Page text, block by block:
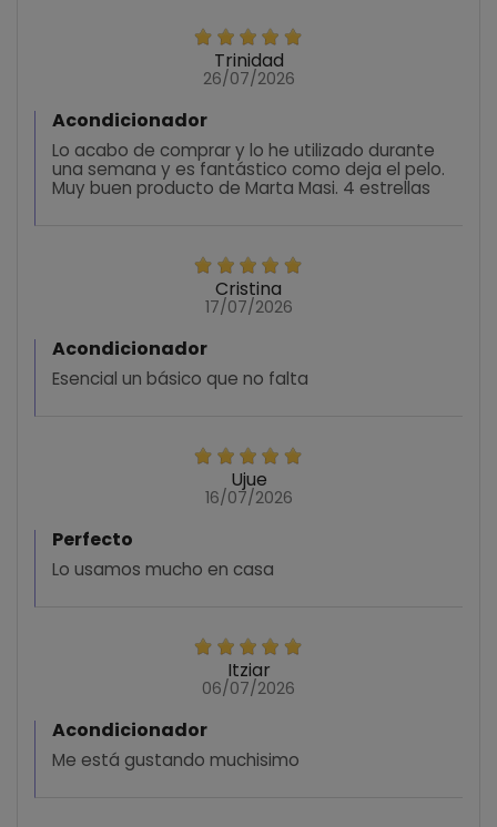
Trinidad
26/07/2026
Acondicionador
Lo acabo de comprar y lo he utilizado durante
una semana y es fantástico como deja el pelo.
Muy buen producto de Marta Masi. 4 estrellas
Cristina
17/07/2026
Acondicionador
Esencial un básico que no falta
Ujue
16/07/2026
Perfecto
Lo usamos mucho en casa
Itziar
06/07/2026
Acondicionador
Me está gustando muchisimo